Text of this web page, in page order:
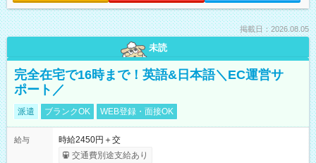
掲載日：2026.08.05
未読
完全在宅で16時まで！英語&日本語＼EC運営サ
ポート／
派遣 ブランクOK WEB登録・面接OK
給与
時給2450円＋交
交通費別途支給あり